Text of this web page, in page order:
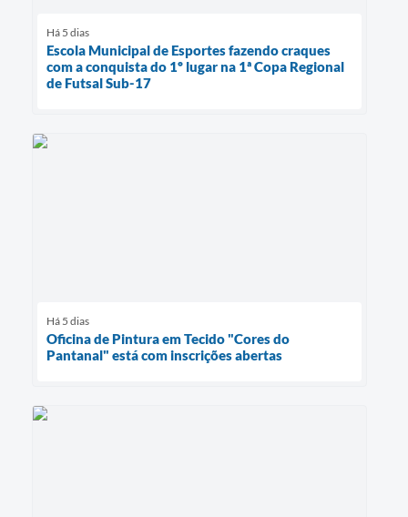
Há 5 dias
Escola Municipal de Esportes fazendo craques
com a conquista do 1º lugar na 1ª Copa Regional
de Futsal Sub-17
Há 5 dias
Oficina de Pintura em Tecido "Cores do
Pantanal" está com inscrições abertas